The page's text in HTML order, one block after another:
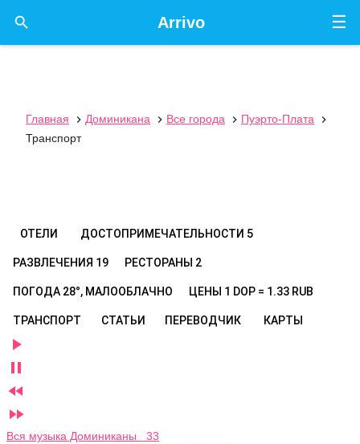
☰
Arrivo

Главная  Доминикана  Все города  Пуэрто-Плата

Транспорт
ОТЕЛИ ДОСТОПРИМЕЧАТЕЛЬНОСТИ 5
РАЗВЛЕЧЕНИЯ 19 РЕСТОРАНЫ 2
ПОГОДА 28°, МАЛООБЛАЧНО ЦЕНЫ 1 DOP = 1.33 RUB
ТРАНСПОРТ СТАТЬИ ПЕРЕВОДЧИК КАРТЫ




Вся музыка Доминиканы 33